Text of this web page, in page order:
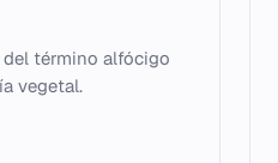
término alfócigo
vegetal.